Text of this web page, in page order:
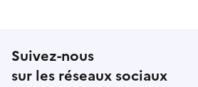
Suivez-nous
sur les réseaux sociaux